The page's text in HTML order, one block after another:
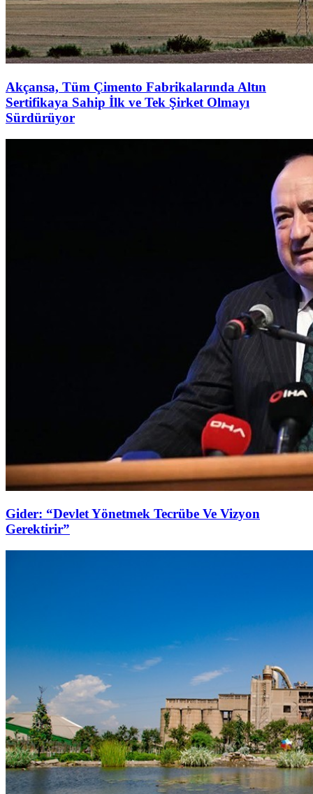
Akçansa, Tüm Çimento Fabrikalarında Altın
Sertifikaya Sahip İlk ve Tek Şirket Olmayı
Sürdürüyor
Gider: “Devlet Yönetmek Tecrübe Ve Vizyon
Gerektirir”